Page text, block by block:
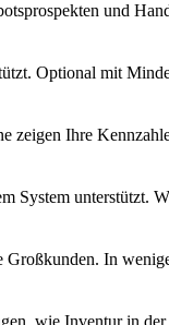
und
Optional mit
Ihre
System unterstützt.
In